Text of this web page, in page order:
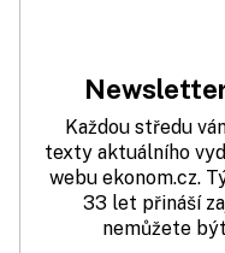
Každou středu
texty aktuálního
webu ekonom.cz.
33 let přináší
nemůžete